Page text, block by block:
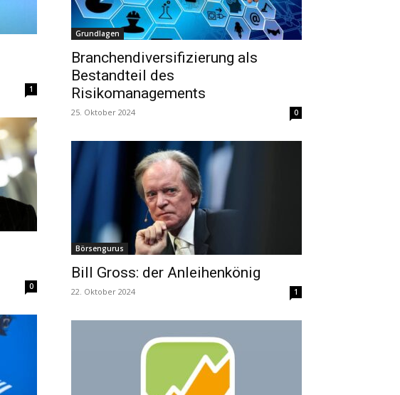
1
0
Grundlagen
Branchendiversifizierung als
Bestandteil des
Risikomanagements
25. Oktober 2024 0
Börsengurus
Bill Gross: der Anleihenkönig
22. Oktober 2024 1